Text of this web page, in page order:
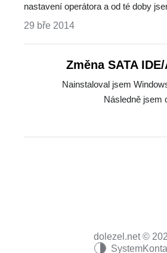
nastavení operátora a od té doby
29 bře 2014
Změna SATA
Nainstaloval jsem
Následně jsem
dolezel.net ©
System